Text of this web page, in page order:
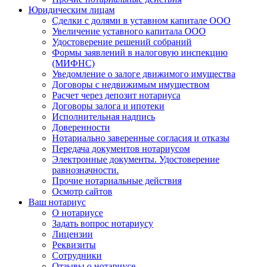
Юридическим лицам
Сделки с долями в уставном капитале ООО
Увеличение уставного капитала ООО
Удостоверение решений собраний
Формы заявлений в налоговую инспекцию
(МИФНС)
Уведомление о залоге движимого имущества
Договоры с недвижимым имуществом
Расчет через депозит нотариуса
Договоры залога и ипотеки
Исполнительная надпись
Доверенности
Нотариально заверенные согласия и отказы
Передача документов нотариусом
Электронные документы. Удостоверение
равнозначности.
Прочие нотариальные действия
Осмотр сайтов
Ваш нотариус
О нотариусе
Задать вопрос нотариусу
Лицензии
Реквизиты
Сотрудники